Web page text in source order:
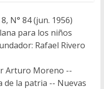
N° 84 (jun. 1956)
para los niños
Rafael Rivero
Arturo Moreno --
de la patria -- Nuevas